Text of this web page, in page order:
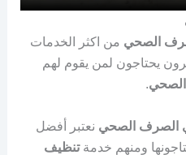
الصحي من اكثر الخدمات
يحتاجون لمن يقوم لهم
.
الصرف الصحي نعتبر أفضل
ومنهم خدمةتنظيف